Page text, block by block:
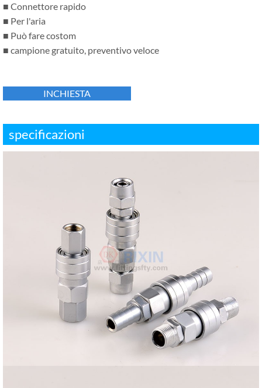
■ Connettore rapido
■ Per l'aria
■ Può fare costom
■ campione gratuito, preventivo veloce
INCHIESTA
specificazioni